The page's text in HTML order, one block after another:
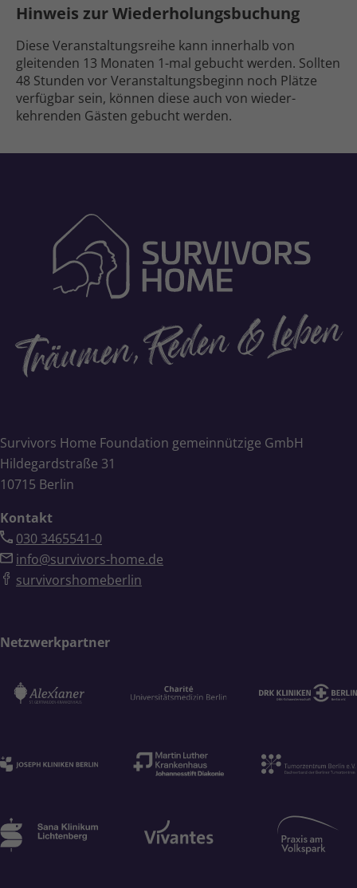
Hinweis zur Wiederholungs­buchung
Diese Veranstaltungs­reihe kann inner­halb von
gleitenden 13 Monaten 1-mal gebucht werden. Sollten
48 Stunden vor Veranstaltungs­beginn noch Plätze
ver­fügbar sein, können diese auch von wieder­
kehrenden Gästen gebucht werden.
Survivors Home Foundation gemeinnützige GmbH
Hildegardstraße 31
10715 Berlin
Kontakt
030 3465541-0
info@survivors-home.de
survivorshomeberlin
Netzwerkpartner